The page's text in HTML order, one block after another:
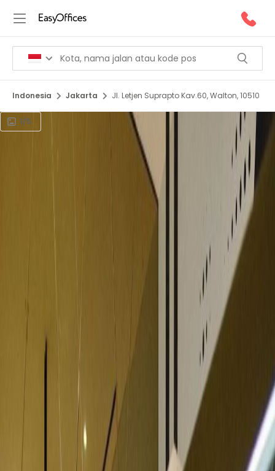
Indonesia Jakarta Jl. Letjen Suprapto Kav.60, Walton, 10510
1/5
Ruang Kantor untuk
Disewakan di Jl. Letjen
Suprapto Kav.60,
Walton, 10510
Lokasi
Our construction team are currently busy
building this location, another new location in
our 4000+ network that enables people all